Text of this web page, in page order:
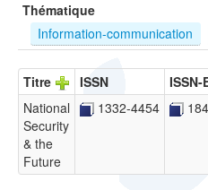
EN
ES
?
Thématique
Information-communication
Titre ISSN ISSN-
National
Security
& the
Future
1332-4454